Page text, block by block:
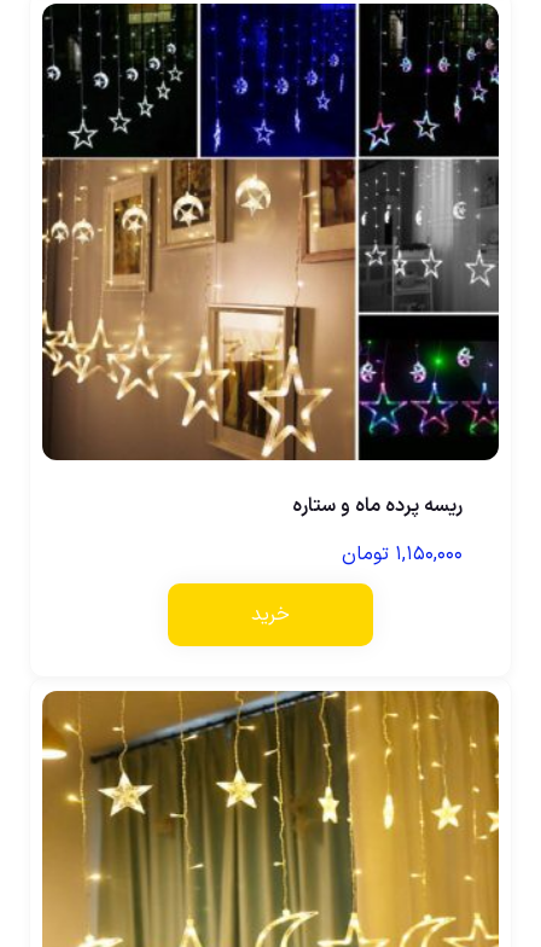
ریسه پرده ماه و ستاره
۱,۱۵۰,۰۰۰ تومان
خرید